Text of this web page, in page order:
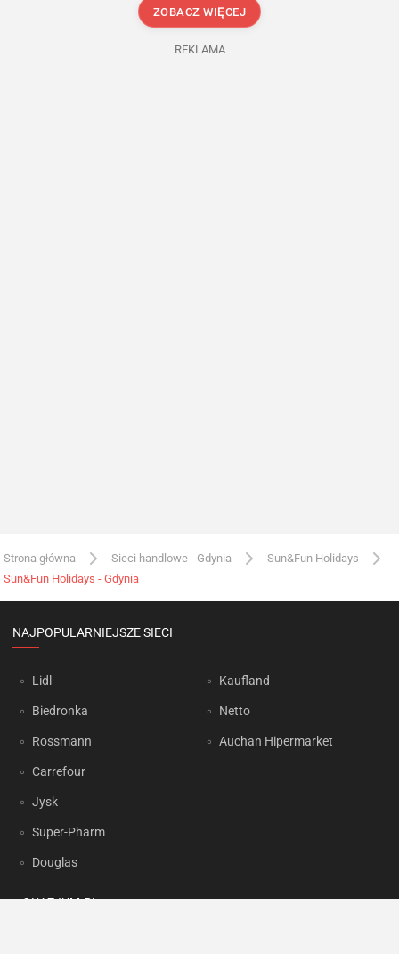
ZOBACZ WIĘCEJ
REKLAMA
Strona główna Sieci handlowe - Gdynia
Sun&Fun Holidays
Sun&Fun Holidays - Gdynia
NAJPOPULARNIEJSZE SIECI
Lidl
Biedronka
Rossmann
Carrefour
Jysk
Super-Pharm
Douglas
Kaufland
Netto
Auchan Hipermarket
OKAZJUM.PL